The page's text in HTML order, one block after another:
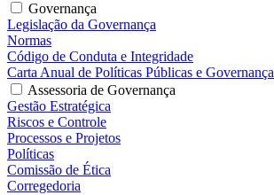
Governança
Legislação da Governança
Normas
Código de Conduta e Integridade
Carta Anual de Políticas Públicas e Governança
Assessoria de Governança
Gestão Estratégica
Riscos e Controle
Processos e Projetos
Políticas
Comissão de Ética
Corregedoria